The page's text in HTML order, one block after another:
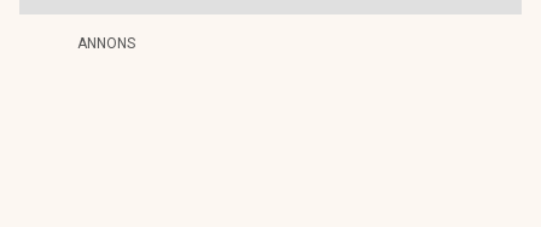
ANNONS